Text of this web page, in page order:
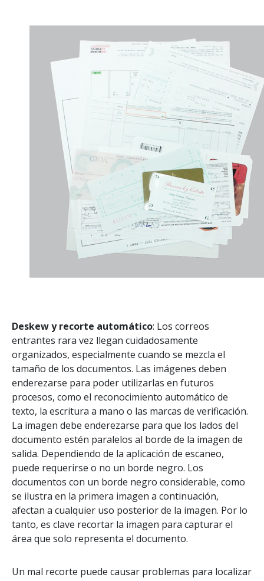
Deskew y recorte automático: Los correos
entrantes rara vez llegan cuidadosamente
organizados, especialmente cuando se mezcla el
tamaño de los documentos. Las imágenes deben
enderezarse para poder utilizarlas en futuros
procesos, como el reconocimiento automático de
texto, la escritura a mano o las marcas de verificación.
La imagen debe enderezarse para que los lados del
documento estén paralelos al borde de la imagen de
salida. Dependiendo de la aplicación de escaneo,
puede requerirse o no un borde negro. Los
documentos con un borde negro considerable, como
se ilustra en la primera imagen a continuación,
afectan a cualquier uso posterior de la imagen. Por lo
tanto, es clave recortar la imagen para capturar el
área que solo representa el documento.
Un mal recorte puede causar problemas para localizar